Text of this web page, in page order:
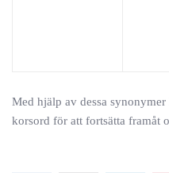
Med hjälp av dessa
korsord för att fortsätta framåt